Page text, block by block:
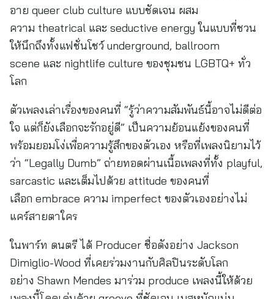
อาย queer club culture แบบชัดเจน ผสม
ความ theatrical และ seductive energy ในแบบที่ชวน
ให้นึกถึงทั้งแฟชั่นโชว์ underground, ballroom
scene และ nightlife culture ของชุมชน LGBTQ+ ทั่ว
โลก
ตัวเพลงเล่าเรื่องของคนที่ “รู้ว่าความสัมพันธ์นี้อาจไม่ดีต่อ
ใจ แต่ก็ยังเลือกจะรักอยู่ดี” เป็นความย้อนแย้งของคนที่
พร้อมยอมโง่เพื่อความรู้สึกของตัวเอง หรือที่เพลงนิยามไว้
ว่า “Legally Dumb” ถ่ายทอดผ่านเนื้อเพลงที่ทั้ง playful,
sarcastic และเต็มไปด้วย attitude ของคนที่
เลือก embrace ความ imperfect ของตัวเองอย่างไม่
แคร์สายตาใคร
ในพาร์ท ดนตรี ได้ Producer ชื่อดังอย่าง Jackson
Dimiglio-Wood ที่เคยร่วมงานกับศิลปินระดับโลก
อย่าง Shawn Mendes มาร่วม produce เพลงนี้ให้ด้วย